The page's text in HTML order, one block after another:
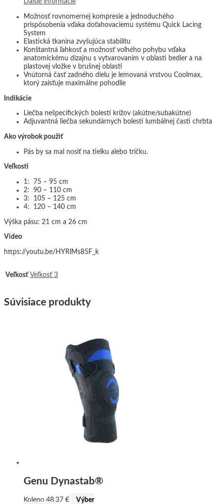
Ďalšie informácie
Možnosť rovnomernej kompresie a jednoduchého
prispôsobenia vďaka doťahovaciemu systému Quick Lacing
System
Elastická tkanina zvyšujúca stabilitu
Konštantná ľahkosť a možnosť voľného pohybu vďaka
anatomickému dizajnu s vytvarovaním v oblasti bedier a na
plastovej vložke v brušnej oblasti
Vnútorná časť zadného dielu je lemovaná vrstvou Coolmax,
ktorý zaisťuje maximálne pohodlie
Indikácie
Liečba nešpecifických bolestí krížov (akútne/subakútne)
Adjuvantná liečba sekundárnych bolestí lumbálnej časti chrbta
Ako výrobok použiť
Pás by sa mal nosiť na tielku alebo tričku.
Veľkosti
1: 75 – 95 cm
2: 90 – 110 cm
3: 105 – 125 cm
4: 120 – 140 cm
Výška pásu: 21 cm a 26 cm
Video
https://youtu.be/HYRlMs85F_k
Veľkosť Veľkosť 3
Súvisiace produkty
Genu Dynastab®
Koleno 48,37 €
Výber